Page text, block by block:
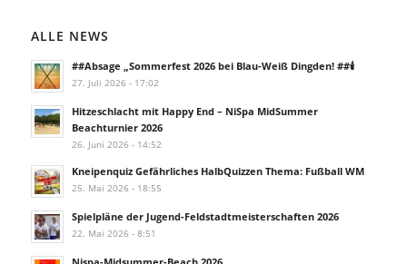
ALLE NEWS
##Absage „Sommerfest 2026 bei Blau-Weiß Dingden! ##🕯️
27. Juli 2026 - 17:02
Hitzeschlacht mit Happy End – NiSpa MidSummer
Beachturnier 2026
26. Juni 2026 - 14:52
Kneipenquiz Gefährliches HalbQuizzen Thema: Fußball WM
25. Mai 2026 - 18:55
Spielpläne der Jugend-Feldstadtmeisterschaften 2026
22. Mai 2026 - 8:51